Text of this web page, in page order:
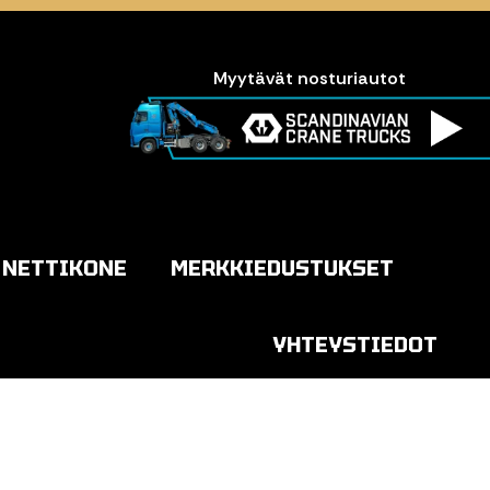
Myytävät nosturiautot
NETTIKONE MERKKIEDUSTUKSET
YHTEYSTIEDOT